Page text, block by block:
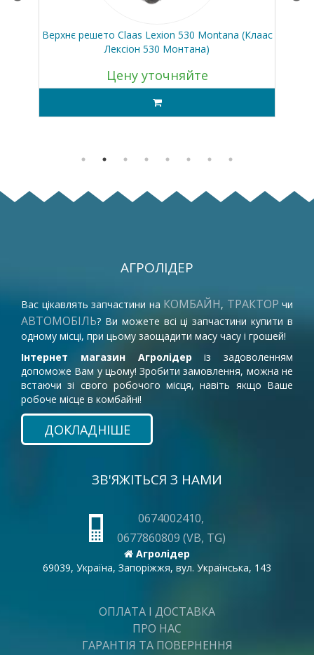
Верхнє решето Claas Lexion 530 Montana (Клаас
Лексіон 530 Монтана)
Цену уточняйте
АГРОЛІДЕР
Вас цікавлять запчастини на КОМБАЙН, ТРАКТОР чи
АВТОМОБІЛЬ? Ви можете всі ці запчастини купити в
одному місці, при цьому заощадити масу часу і грошей!
Інтернет магазин Агролідер із задоволенням
допоможе Вам у цьому! Зробити замовлення, можна не
встаючи зі свого робочого місця, навіть якщо Ваше
робоче місце в комбайні!
ДОКЛАДНІШЕ
ЗВ'ЯЖІТЬСЯ З НАМИ
0674002410,
0677860809 (VB, TG)
Агролідер
69039, Україна, Запоріжжя, вул. Українська, 143
ОПЛАТА І ДОСТАВКА
ПРО НАС
ГАРАНТІЯ ТА ПОВЕРНЕННЯ